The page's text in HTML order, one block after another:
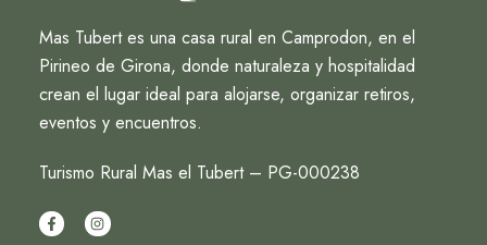
Mas Tubert es una casa rural en Camprodon, en el
Pirineo de Girona, donde naturaleza y hospitalidad
crean el lugar ideal para alojarse, organizar retiros,
eventos y encuentros.
Turismo Rural Mas el Tubert – PG-000238